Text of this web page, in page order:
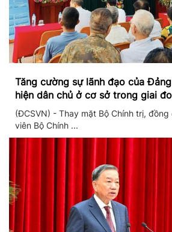
Tăng cường sự lãnh đạo của
hiện dân chủ ở cơ sở trong giai
(ĐCSVN) - Thay mặt Bộ Chính trị, đồng
viên Bộ Chính ...